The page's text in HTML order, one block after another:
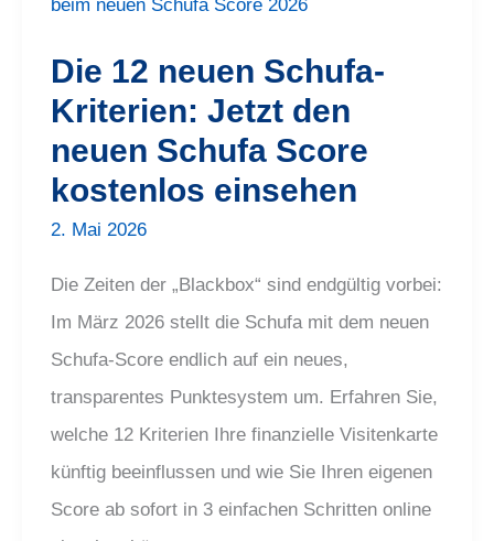
Die 12 neuen Schufa-
Kriterien: Jetzt den
neuen Schufa Score
kostenlos einsehen
2. Mai 2026
Die Zeiten der „Blackbox“ sind endgültig vorbei:
Im März 2026 stellt die Schufa mit dem neuen
Schufa-Score endlich auf ein neues,
transparentes Punktesystem um. Erfahren Sie,
welche 12 Kriterien Ihre finanzielle Visitenkarte
künftig beeinflussen und wie Sie Ihren eigenen
Score ab sofort in 3 einfachen Schritten online
Jetzt
Schufa
Score
kostenlos
einsehen